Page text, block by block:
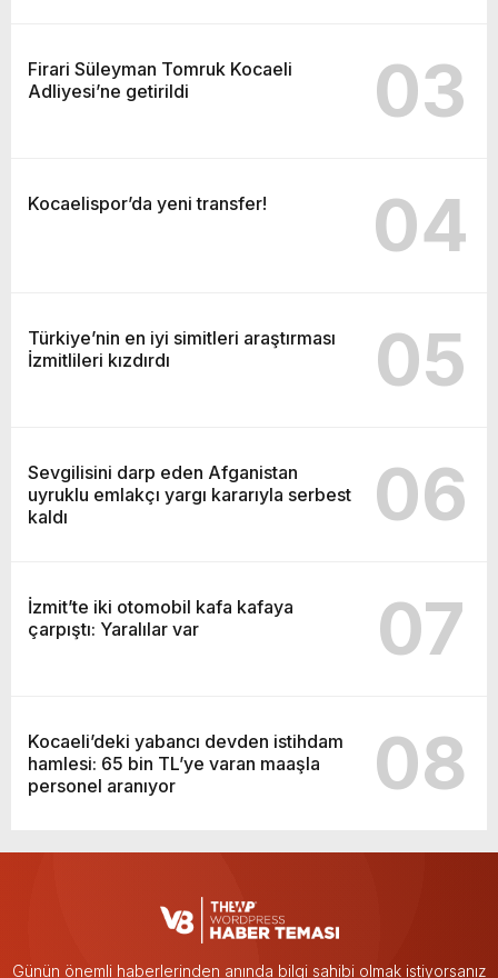
Firari Süleyman Tomruk Kocaeli
Adliyesi’ne getirildi
03
Kocaelispor’da yeni transfer! 04
Türkiye’nin en iyi simitleri araştırması
İzmitlileri kızdırdı
05
Sevgilisini darp eden Afganistan
uyruklu emlakçı yargı kararıyla serbest
kaldı
06
İzmit’te iki otomobil kafa kafaya
çarpıştı: Yaralılar var
07
Kocaeli’deki yabancı devden istihdam
hamlesi: 65 bin TL’ye varan maaşla
personel aranıyor
08
Günün önemli haberlerinden anında bilgi sahibi olmak istiyorsanız